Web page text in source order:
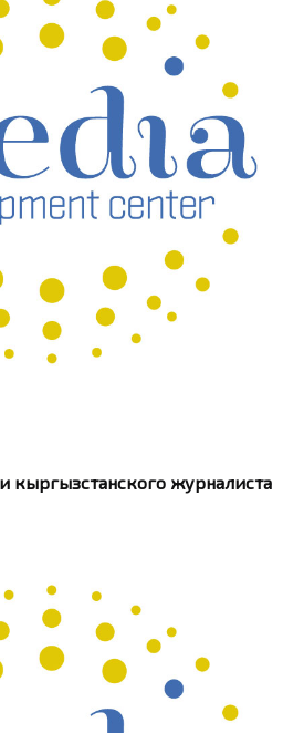
кыргызстанского журналиста